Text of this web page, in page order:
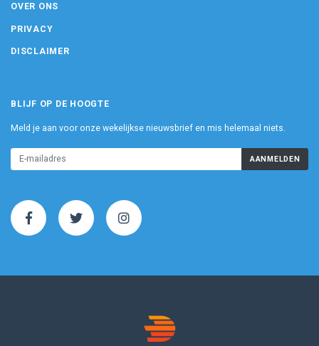
OVER ONS
PRIVACY
DISCLAIMER
BLIJF OP DE HOOGTE
Meld je aan voor onze wekelijkse nieuwsbrief en mis helemaal niets.
AANMELDEN